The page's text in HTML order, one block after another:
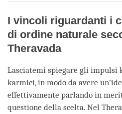
I vincoli riguardanti i
di ordine naturale
Theravada
Lasciatemi spiegare gli impulsi
karmici, in modo da avere
effettivamente parlando in
questione della scelta. Nel